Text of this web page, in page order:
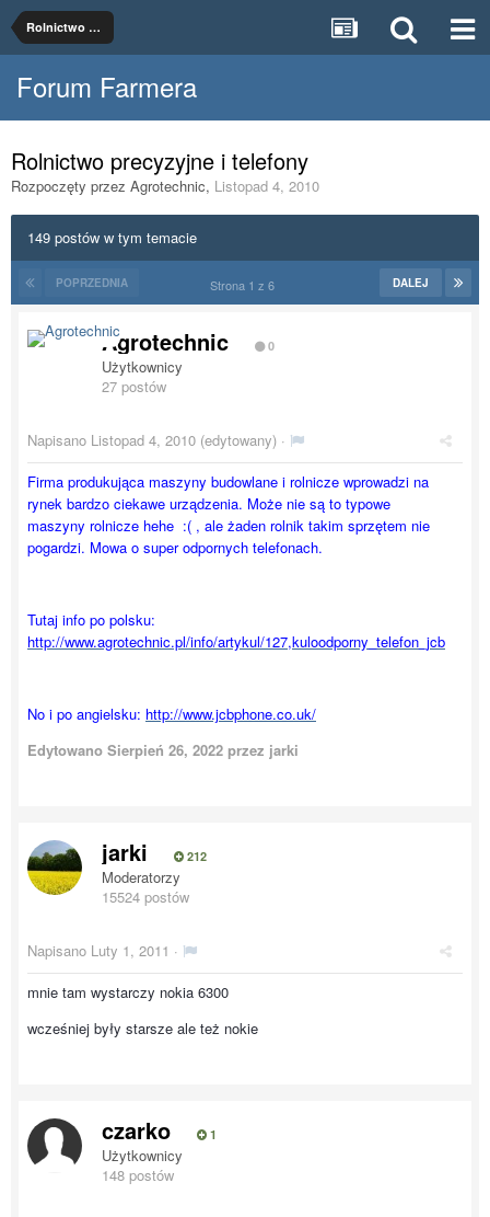
Rolnictwo precyzyjne
Forum Farmera
Rolnictwo precyzyjne i telefony
Rozpoczęty przez Agrotechnic, Listopad 4, 2010
149 postów w tym temacie
POPRZEDNIA DALEJ
Strona 1 z 6
Agrotechnic 0
Użytkownicy
27 postów
Napisano Listopad 4, 2010 (edytowany) ·
Firma produkująca maszyny budowlane i rolnicze wprowadzi na
rynek bardzo ciekawe urządzenia. Może nie są to typowe
maszyny rolnicze hehe :( , ale żaden rolnik takim sprzętem nie
pogardzi. Mowa o super odpornych telefonach.
Tutaj info po polsku:
http://www.agrotechnic.pl/info/artykul/127,kuloodporny_telefon_jcb
No i po angielsku: http://www.jcbphone.co.uk/
Edytowano Sierpień 26, 2022 przez jarki
jarki 212
Moderatorzy
15524 postów
Napisano Luty 1, 2011 ·
mnie tam wystarczy nokia 6300
wcześniej były starsze ale też nokie
czarko 1
Użytkownicy
148 postów